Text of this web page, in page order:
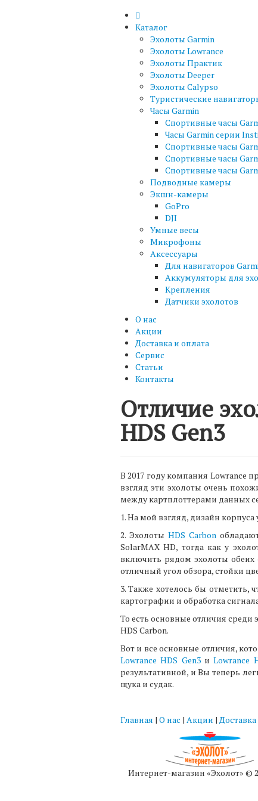
Каталог
Эхолоты Garmin
Эхолоты Lowrance
Эхолоты Практик
Эхолоты Deeper
Эхолоты Calypso
Туристические
Часы Garmin
Спортивные часы
Часы Garmin серии
Спортивные часы
Спортивные часы
Спортивные часы
Подводные камеры
Экшн-камеры
GoPro
DJI
Умные весы
Микрофоны
Аксессуары
Для навигаторов
Аккумуляторы для
Крепления
Датчики эхолотов
О нас
Акции
Доставка и оплата
Сервис
Статьи
Контакты
Отличие
HDS Gen3
В 2017 году компания Lowrance
взгляд эти эхолоты очень
между картплоттерами данных
1. На мой взгляд, дизайн
2. Эхолоты HDS Carbon
SolarMAX HD, тогда как у
включить рядом эхолоты обеих
отличный угол обзора, стойки
3. Также хотелось бы отметить,
картографии и обработка
То есть основные отличия среди
HDS Carbon.
Вот и все основные отличия,
Lowrance HDS Gen3иLowrance
результативной, и Вы теперь
щука и судак.
Главная | О нас | Акции |
Интернет-магазин «Эхолот» ©